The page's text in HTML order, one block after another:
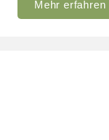
Mehr erfahren